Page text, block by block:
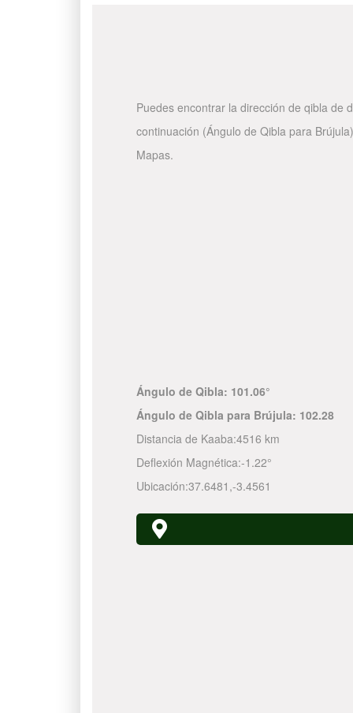
Puedes encontrar la dirección de qibla de
continuación (Ángulo de Qibla para
Mapas.
Ángulo de Qibla: 101.06°
Ángulo de Qibla para Brújula: 102.28
Distancia de Kaaba:4516 km
Deflexión Magnética:-1.22°
Ubicación:37.6481 ,-3.4561